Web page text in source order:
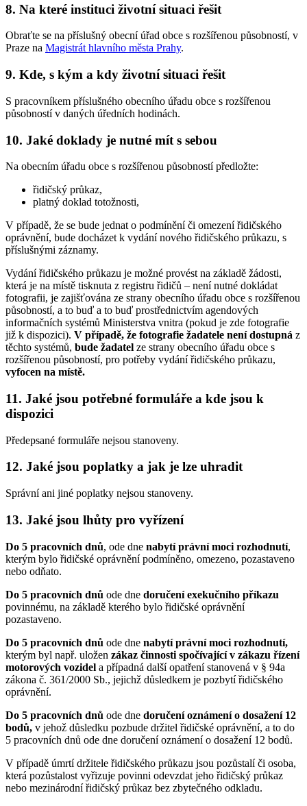
8. Na které instituci životní situaci řešit
Obraťte se na příslušný obecní úřad obce s rozšířenou působností, v
Praze na Magistrát hlavního města Prahy.
9. Kde, s kým a kdy životní situaci řešit
S pracovníkem příslušného obecního úřadu obce s rozšířenou
působností v daných úředních hodinách.
10. Jaké doklady je nutné mít s sebou
Na obecním úřadu obce s rozšířenou působností předložte:
řidičský průkaz,
platný doklad totožnosti,
V případě, že se bude jednat o podmínění či omezení řidičského
oprávnění, bude docházet k vydání nového řidičského průkazu, s
příslušnými záznamy.
Vydání řidičského průkazu je možné provést na základě žádosti,
která je na místě tisknuta z registru řidičů – není nutné dokládat
fotografii, je zajišťována ze strany obecního úřadu obce s rozšířenou
působností, a to buď a to buď prostřednictvím agendových
informačních systémů Ministerstva vnitra (pokud je zde fotografie
již k dispozici). V případě, že fotografie žadatele není dostupná z
těchto systémů, bude žadatel ze strany obecního úřadu obce s
rozšířenou působností, pro potřeby vydání řidičského průkazu,
vyfocen na místě.
11. Jaké jsou potřebné formuláře a kde jsou k
dispozici
Předepsané formuláře nejsou stanoveny.
12. Jaké jsou poplatky a jak je lze uhradit
Správní ani jiné poplatky nejsou stanoveny.
13. Jaké jsou lhůty pro vyřízení
Do 5 pracovních dnů, ode dne nabytí právní moci rozhodnutí,
kterým bylo řidičské oprávnění podmíněno, omezeno, pozastaveno
nebo odňato.
Do 5 pracovních dnů ode dne doručení exekučního příkazu
povinnému, na základě kterého bylo řidičské oprávnění
pozastaveno.
Do 5 pracovních dnů ode dne nabytí právní moci rozhodnutí,
kterým byl např. uložen zákaz činnosti spočívající v zákazu řízení
motorových vozidel a případná další opatření stanovená v § 94a
zákona č. 361/2000 Sb., jejichž důsledkem je pozbytí řidičského
oprávnění.
Do 5 pracovních dnů ode dne doručení oznámení o dosažení 12
bodů, v jehož důsledku pozbude držitel řidičské oprávnění, a to do
5 pracovních dnů ode dne doručení oznámení o dosažení 12 bodů.
V případě úmrtí držitele řidičského průkazu jsou pozůstalí či osoba,
která pozůstalost vyřizuje povinni odevzdat jeho řidičský průkaz
nebo mezinárodní řidičský průkaz bez zbytečného odkladu.